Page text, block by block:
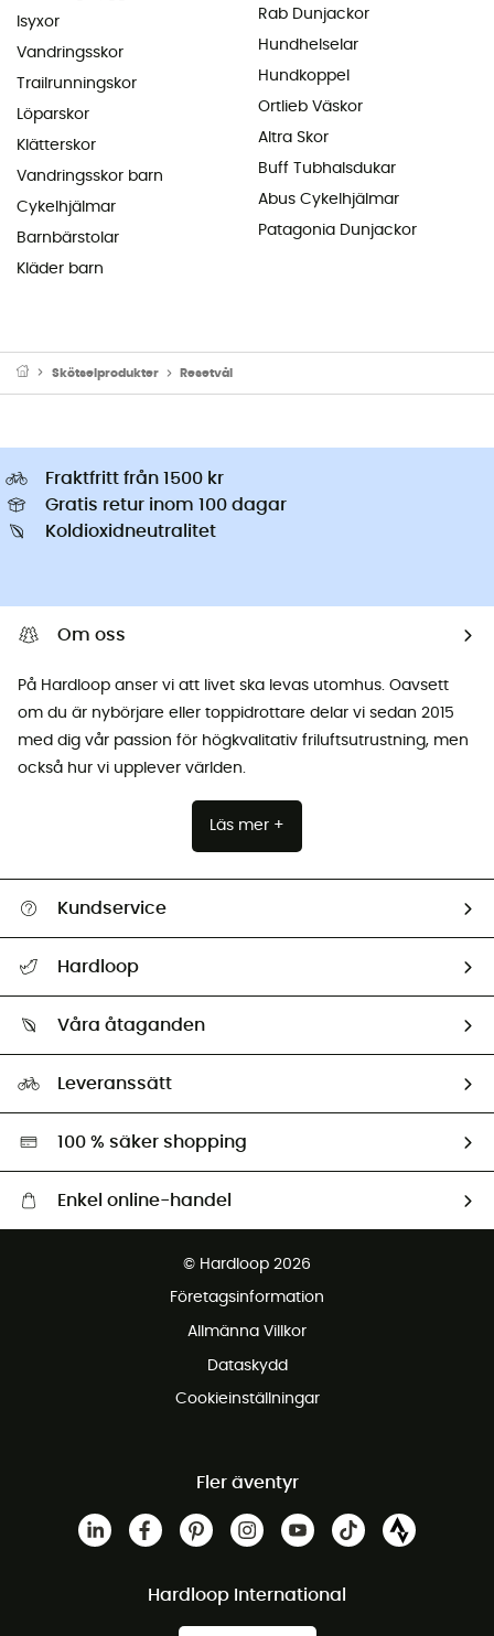
Isyxor
Vandringsskor
Trailrunningskor
Löparskor
Klätterskor
Vandringsskor barn
Cykelhjälmar
Barnbärstolar
Kläder barn
Rab Dunjackor
Hundhelselar
Hundkoppel
Ortlieb Väskor
Altra Skor
Buff Tubhalsdukar
Abus Cykelhjälmar
Patagonia Dunjackor
Skötselprodukter Resetvål
Fraktfritt från 1500 kr
Gratis retur inom 100 dagar
Koldioxidneutralitet
Om oss
På Hardloop anser vi att livet ska levas utomhus. Oavsett
om du är nybörjare eller toppidrottare delar vi sedan 2015
med dig vår passion för högkvalitativ friluftsutrustning, men
också hur vi upplever världen.
Läs mer +
Kundservice
Retur & återbetalning
Hardloop
Ambassadörer
Våra åtaganden
Miljöanpassat urval
Leveranssätt
100 % säker shopping
Enkel online-handel
Gratis retur inom 100 dagar
© Hardloop 2026
Företagsinformation
Allmänna Villkor
Dataskydd
Cookieinställningar
Fler äventyr
Hardloop International